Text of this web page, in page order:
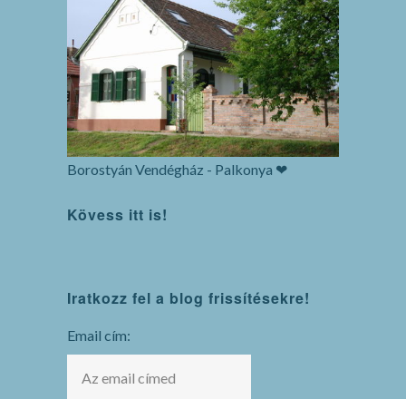
Borostyán Vendégház - Palkonya ❤
Kövess itt is!
Iratkozz fel a blog frissítésekre!
Email cím: